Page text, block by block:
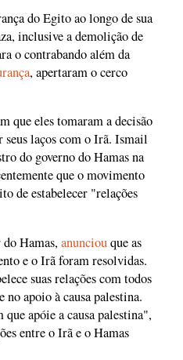
do Egito ao longo de sua
inclusive a demolição de
o contrabando além da
, apertaram o cerco
que eles tomaram a decisão
seus laços com o Irã. Ismail
do governo do Hamas na
que o movimento
de estabelecer "relações
Hamas,anunciouque as
e o Irã foram resolvidas.
suas relações com todos
apoio à causa palestina.
apóie a causa palestina",
entre o Irã e o Hamas